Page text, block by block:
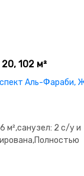
102 м²
Аль-Фараби,
м²,санузел: 2 с/у и